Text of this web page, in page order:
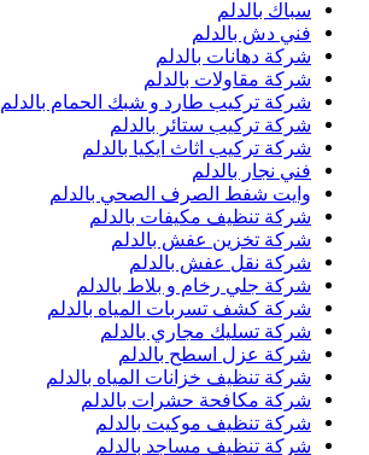
سباك بالدلم
فني دش بالدلم
شركة دهانات بالدلم
شركة مقاولات بالدلم
شركة تركيب طارد و شبك الحمام بالدلم
شركة تركيب ستائر بالدلم
شركة تركيب اثاث ايكيا بالدلم
فني نجار بالدلم
وايت شفط الصرف الصحي بالدلم
شركة تنظيف مكيفات بالدلم
شركة تخزين عفش بالدلم
شركة نقل عفش بالدلم
شركة جلي رخام و بلاط بالدلم
شركة كشف تسربات المياه بالدلم
شركة تسليك مجاري بالدلم
شركة عزل اسطح بالدلم
شركة تنظيف خزانات المياه بالدلم
شركة مكافحة حشرات بالدلم
شركة تنظيف موكيت بالدلم
شركة تنظيف مساجد بالدلم